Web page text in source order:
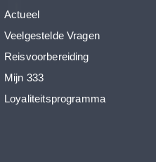
Actueel
Veelgestelde Vragen
Reisvoorbereiding
Mijn 333
Loyaliteitsprogramma